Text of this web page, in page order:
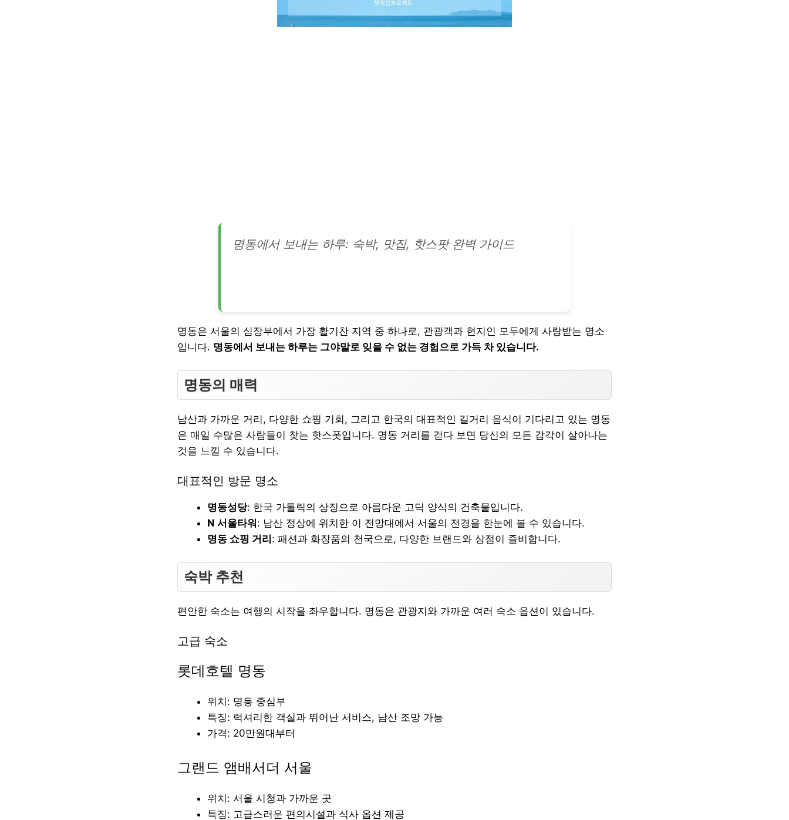
명동에서 보내는 하루: 숙박, 맛집, 핫스팟 완벽 가이드
명동은 서울의 심장부에서 가장 활기찬 지역 중 하나로, 관광객과 현지인 모두에게 사랑받는 명소
입니다. 명동에서 보내는 하루는 그야말로 잊을 수 없는 경험으로 가득 차 있습니다.
명동의 매력
남산과 가까운 거리, 다양한 쇼핑 기회, 그리고 한국의 대표적인 길거리 음식이 기다리고 있는 명동
은 매일 수많은 사람들이 찾는 핫스폿입니다. 명동 거리를 걷다 보면 당신의 모든 감각이 살아나는
것을 느낄 수 있습니다.
대표적인 방문 명소
명동성당: 한국 가톨릭의 상징으로 아름다운 고딕 양식의 건축물입니다.
N 서울타워 : 남산 정상에 위치한 이 전망대에서 서울의 전경을 한눈에 볼 수 있습니다.
명동 쇼핑 거리 : 패션과 화장품의 천국으로, 다양한 브랜드와 상점이 즐비합니다.
숙박 추천
편안한 숙소는 여행의 시작을 좌우합니다. 명동은 관광지와 가까운 여러 숙소 옵션이 있습니다.
고급 숙소
롯데호텔 명동
위치: 명동 중심부
특징: 럭셔리한 객실과 뛰어난 서비스, 남산 조망 가능
가격: 20만원대부터
그랜드 앰배서더 서울
위치: 서울 시청과 가까운 곳
특징: 고급스러운 편의시설과 식사 옵션 제공